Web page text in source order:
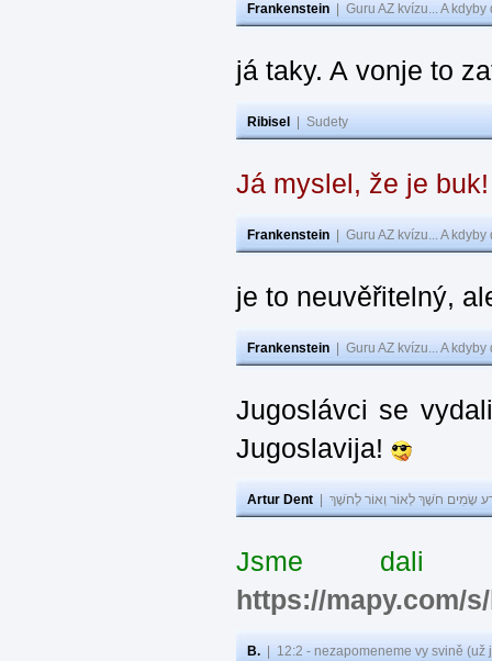
Frankenstein Guru AZ kvízu... A
já taky. A vonje to
Ribisel Sudety
Já myslel, že je
Frankenstein Guru AZ kvízu... A
je to neuvěřitelný,
Frankenstein Guru AZ kvízu... A
Jugoslávci se
Jugoslavija!
Artur Dent שָׂמִים חֹשֶׁךְ לְאוֹר וְאוֹר לְחֹשֶׁךְ
Jsme dali
https://mapy.com/
B. 12:2 - nezapomeneme vy svině